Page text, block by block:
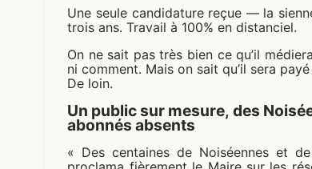
Une seule candidature reçue — la
trois ans. Travail à 100% en distanciel.
On ne sait pas très bien ce qu’il
ni comment. Mais on sait qu’il sera
De loin.
Un public sur mesure, des
abonnés absents
« Des centaines de Noiséennes et